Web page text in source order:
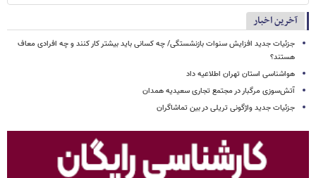
آخرین اخبار
جزئیات جدید افزایش سنوات بازنشستگی/ چه کسانی باید بیشتر کار کنند و چه افرادی معاف
هستند؟
هواشناسی استان تهران اطلاعیه داد
آتش‌سوزی مرگبار در مجتمع تجاری سعیدیه همدان
جزئیات جدید واژگونی تریلی در بین تماشاگران